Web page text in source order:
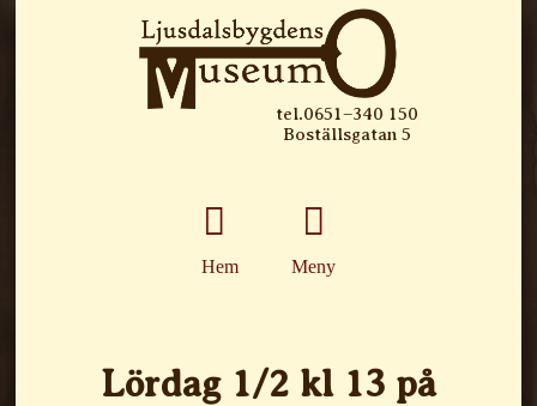
tel.0651–340 150
Boställsgatan 5
Hem Meny
Lördag 1/2 kl 13 på